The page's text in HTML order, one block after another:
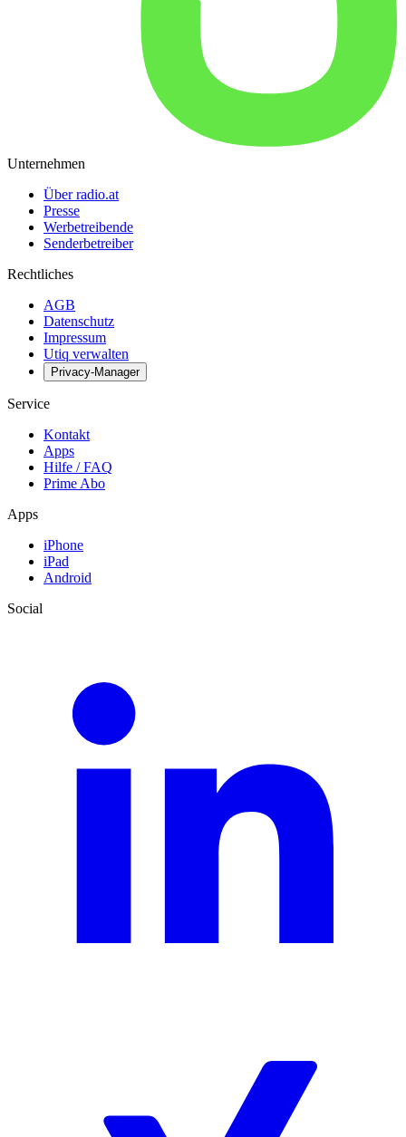
Unternehmen
Über radio.at
Presse
Werbetreibende
Senderbetreiber
Rechtliches
AGB
Datenschutz
Impressum
Utiq verwalten
Privacy-Manager
Service
Kontakt
Apps
Hilfe / FAQ
Prime Abo
Apps
iPhone
iPad
Android
Social